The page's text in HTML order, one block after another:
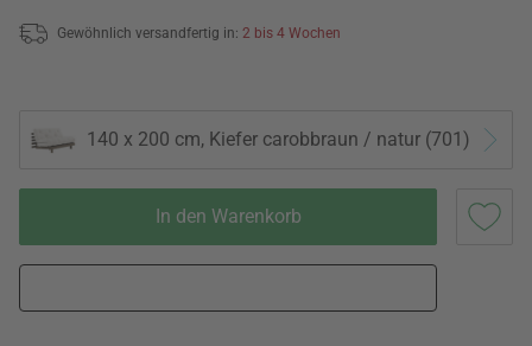
Gewöhnlich versandfertig in: 2 bis 4 Wochen
140 x 200 cm, Kiefer carobbraun / natur (701)
In den Warenkorb